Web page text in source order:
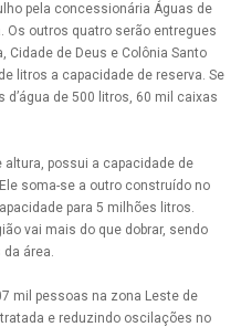
pela concessionária Águas de
Os outros quatro serão entregues
Cidade de Deus e Colônia Santo
litros a capacidade de reserva. Se
de 500 litros, 60 mil caixas
possui a capacidade de
soma-se a outro construído no
para 5 milhões litros.
vai mais do que dobrar, sendo
área.
mil pessoas na zona Leste de
e reduzindo oscilações no